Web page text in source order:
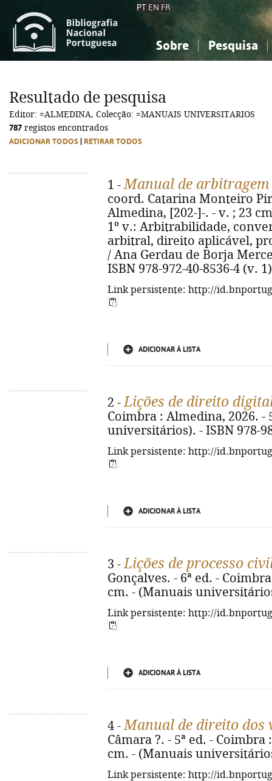
PT EN FR
Sobre Pesquisa
Ciências sociais...
Ciências sociais...
Resultado de pesquisa
Editor: =ALMEDINA, Colecção: =MANUAIS UNIVERSITARIOS
787 registos encontrados
ADICIONAR TODOS RETIRAR TODOS
1 -Manual de
coord. Catarina Monteiro
Almedina, [202-]-. - v. ; 23
1º v.: Arbitrabilidade,
arbitral, direito aplicável,
/ Ana Gerdau de Borja
ISBN 978-972-40-8536-4 (v. 1)
Link persistente: http://
ADICIONAR À LISTA
2 -Lições de direito
Coimbra : Almedina, 2026. -
universitários). - ISBN 978-
Link persistente: http://
ADICIONAR À LISTA
3 -Lições de processo
Gonçalves. - 6ª ed. -
cm. - (Manuais
Link persistente: http://
ADICIONAR À LISTA
4 -Manual de direito
Câmara ?. - 5ª ed. -
cm. - (Manuais
Link persistente: http://